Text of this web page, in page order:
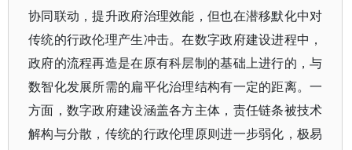
协同联动，提升政府治理效能，但也在潜移默化中对
传统的行政伦理产生冲击。在数字政府建设进程中，
政府的流程再造是在原有科层制的基础上进行的，与
数智化发展所需的扁平化治理结构有一定的距离。一
方面，数字政府建设涵盖各方主体，责任链条被技术
解构与分散，传统的行政伦理原则进一步弱化，极易